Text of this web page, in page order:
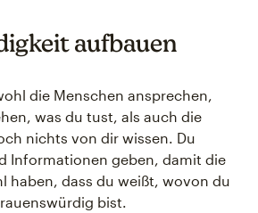
aufbauen
die Menschen ansprechen,
was du tust, als auch die
nichts von dir wissen. Du
Informationen geben, damit die
haben, dass du weißt, wovon du
bist.